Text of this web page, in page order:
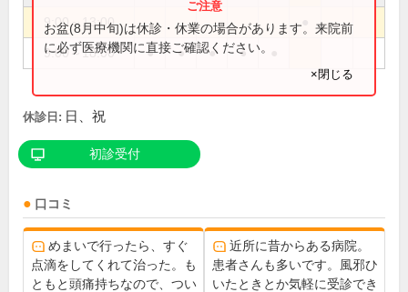
9:00～13:00
9:00～18:00 ● ● ● ●
お盆(8月中旬)は休診・休業の場合があります。来院前
に必ず医療機関に直接ご確認ください。
×閉じる
休診日: 日、祝
初診受付
口コミ
めまいで行ったら、すぐ
点滴をしてくれて治った。も
ともと頭痛持ちなので、つい
近所に昔からある病院。
患者さんも多いです。風邪ひ
いたときとか気軽に受診でき